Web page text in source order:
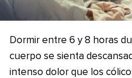
Dormir entre 6 y 8 horas
cuerpo se sienta
intenso dolor que los